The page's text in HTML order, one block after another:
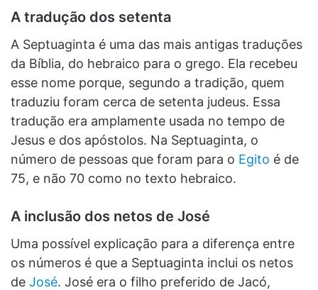
A tradução dos setenta
A Septuaginta é uma das mais antigas traduções
da Bíblia, do hebraico para o grego. Ela recebeu
esse nome porque, segundo a tradição, quem
traduziu foram cerca de setenta judeus. Essa
tradução era amplamente usada no tempo de
Jesus e dos apóstolos. Na Septuaginta, o
número de pessoas que foram para o Egito é de
75, e não 70 como no texto hebraico.
A inclusão dos netos de José
Uma possível explicação para a diferença entre
os números é que a Septuaginta inclui os netos
de José. José era o filho preferido de Jacó,